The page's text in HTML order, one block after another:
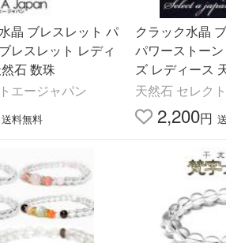
晶 ブレスレット パ
レスレット レディ
石 数珠
エージャパン
送料無料
クラック水晶
パワーストー
ズ レディース
天然石 セレク
2,200円